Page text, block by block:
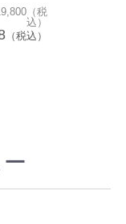
（税
込）
（税込）